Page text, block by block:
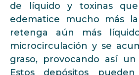
de líquido y toxinas
edematice mucho más
retenga aún más
microcirculación y se
graso, provocando así
Estos depósitos